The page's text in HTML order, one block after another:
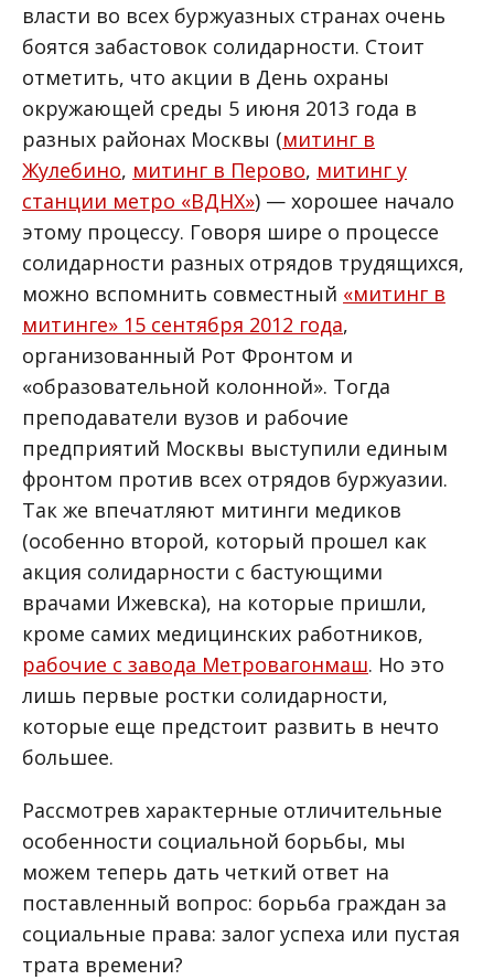
власти во всех буржуазных странах очень
боятся забастовок солидарности. Стоит
отметить, что акции в День охраны
окружающей среды 5 июня 2013 года в
разных районах Москвы (митинг в
Жулебино, митинг в Перово, митинг у
станции метро «ВДНХ») — хорошее начало
этому процессу. Говоря шире о процессе
солидарности разных отрядов трудящихся,
можно вспомнить совместный «митинг в
митинге» 15 сентября 2012 года,
организованный Рот Фронтом и
«образовательной колонной». Тогда
преподаватели вузов и рабочие
предприятий Москвы выступили единым
фронтом против всех отрядов буржуазии.
Так же впечатляют митинги медиков
(особенно второй, который прошел как
акция солидарности с бастующими
врачами Ижевска), на которые пришли,
кроме самих медицинских работников,
рабочие с завода Метровагонмаш. Но это
лишь первые ростки солидарности,
которые еще предстоит развить в нечто
большее.
Рассмотрев характерные отличительные
особенности социальной борьбы, мы
можем теперь дать четкий ответ на
поставленный вопрос: борьба граждан за
социальные права: залог успеха или пустая
трата времени?